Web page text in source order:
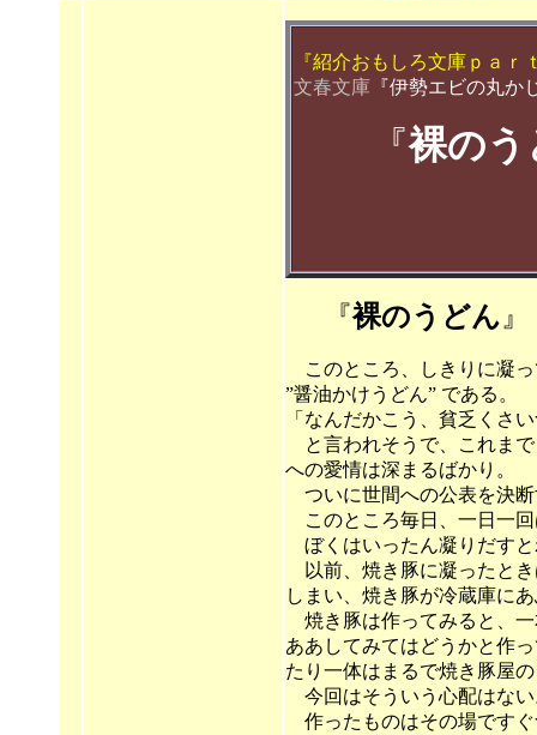
『紹介おもしろ文庫ｐａｒ
文春文庫『伊勢エビの丸か
『裸のう
『裸のうどん 』
このところ、しきりに凝
”醤油かけうどん” である。
「なんだかこう、貧乏くさ
と言われそうで、これまで
への愛情は深まるばかり。
ついに世間への公表を決
このところ毎日、一日一回
ぼくはいったん凝りだす
以前、焼き豚に凝ったとき
しまい、焼き豚が冷蔵庫に
焼き豚は作ってみると、一
ああしてみてはどうかと作
たり一体はまるで焼き豚屋
今回はそういう心配はない
作ったものはその場です